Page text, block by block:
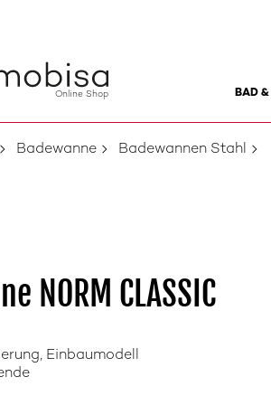
Online Shop BAD &
Badewanne Badewannen Stahl
NORM CLASSIC
Einbaumodell